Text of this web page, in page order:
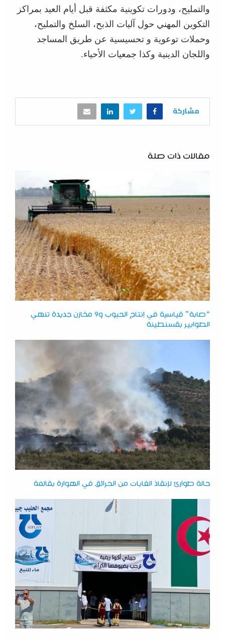
والتمليح، ودورات تكوينية مكثفة قبل أيام العيد بمراكز
التكوين المهني حول آليات الذبح، السلخ والتمليح،
وحملات توعوية و تحسيسية عن طريق المساجد
واللجان الدينية وكذا جمعيات الأحياء.
مشاركة
مقالات ذات صلة
“صابة” قياسية في إنتاج الحبوب و9 مخازن جديدة تنهي
الطوابير بقسنطينة
حالة طوارئ لإنقاذ الغابات من الحرائق في الهوارة بقالمة